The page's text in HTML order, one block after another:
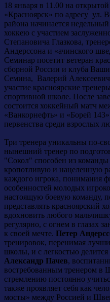
18 января в 11.00 на
«Красноярск» по адресу ул.
района начинается
хоккею с участием
Степановича Глазкова,
Андерссона и «ачинского
Семинар посетит ветеран
сборной России и клуба
Семина, Валерий
участие красноярские
спортивной школе. После
состоится хоккейный матч
«Ванкорнефть» и «Борей
первенства среди взрослых
Три тренера уникальны по-
нынешний тренер по
"Сокол" способен из команды
кропотливую и нацеленную
каждого игрока, понимания
особенностей молодых
настоящую боевую команду,
представлять красноярский
вдохновить любого
регулярно, с огнем в глазах
к своей мечте. Петер
тренировок, перенимая
школы, и с легкостью
Александр Пачев,
востребованным тренером в
стремлению постоянно
также проявляет себя как
мосты» между Россией и